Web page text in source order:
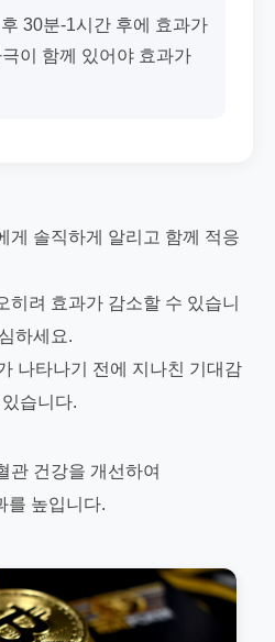
30분-1시간 후에 효과가
이 함께 있어야 효과가
게 솔직하게 알리고 함께 적응
히려 효과가 감소할 수 있습니
하세요.
나타나기 전에 지나친 기대감
습니다.
관 건강을 개선하여
를 높입니다.